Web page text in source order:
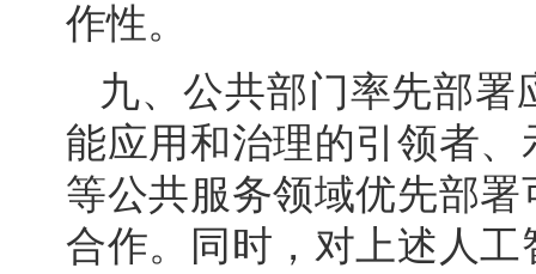
作性。
九、公共部门率先部
能应用和治理的引领者
等公共服务领域优先部
合作。同时，对上述人